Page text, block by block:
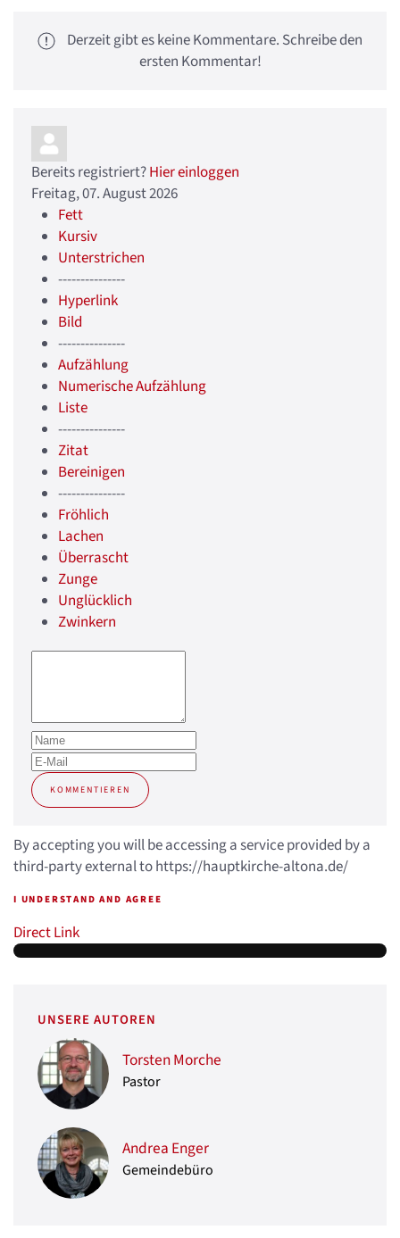
Derzeit gibt es keine Kommentare. Schreibe den
ersten Kommentar!
Bereits registriert?Hier einloggen
Freitag, 07. August 2026
Fett
Kursiv
Unterstrichen
---------------
Hyperlink
Bild
---------------
Aufzählung
Numerische Aufzählung
Liste
---------------
Zitat
Bereinigen
---------------
Fröhlich
Lachen
Überrascht
Zunge
Unglücklich
Zwinkern
KOMMENTIEREN
By accepting you will be accessing a service provided by a
third-party external to https://hauptkirche-altona.de/
I UNDERSTAND AND AGREE
Direct Link
UNSERE AUTOREN
Torsten Morche
Pastor
Andrea Enger
Gemeindebüro